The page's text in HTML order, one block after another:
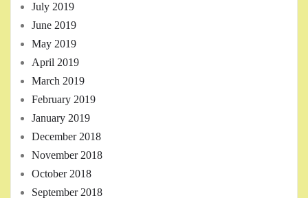
July 2019
June 2019
May 2019
April 2019
March 2019
February 2019
January 2019
December 2018
November 2018
October 2018
September 2018